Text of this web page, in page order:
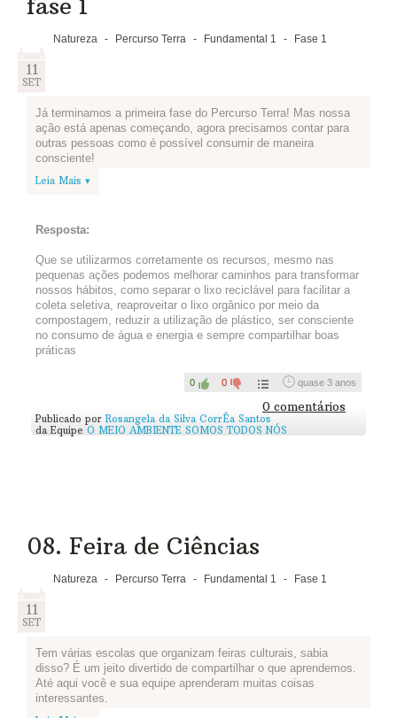
fase 1
Natureza - Percurso Terra - Fundamental 1 - Fase 1
11
SET
Já terminamos a primeira fase do Percurso Terra! Mas nossa
ação está apenas começando, agora precisamos contar para
outras pessoas como é possível consumir de maneira
consciente!
Então, que tal nos ajudar a melhorar os percursos do Edukatu?
Leia Mais ▾
Resposta:
Que se utilizarmos corretamente os recursos, mesmo nas
pequenas ações podemos melhorar caminhos para transformar
nossos hábitos, como separar o lixo reciclável para facilitar a
coleta seletiva, reaproveitar o lixo orgânico por meio da
compostagem, reduzir a utilização de plástico, ser consciente
no consumo de água e energia e sempre compartilhar boas
práticas
0 0 quase 3 anos
0 comentários
Publicado por Rosangela da Silva CorrÊa Santos
da Equipe O MEIO AMBIENTE SOMOS TODOS NÓS
08. Feira de Ciências
Natureza - Percurso Terra - Fundamental 1 - Fase 1
11
SET
Tem várias escolas que organizam feiras culturais, sabia
disso? É um jeito divertido de compartilhar o que aprendemos.
Até aqui você e sua equipe aprenderam muitas coisas
interessantes.